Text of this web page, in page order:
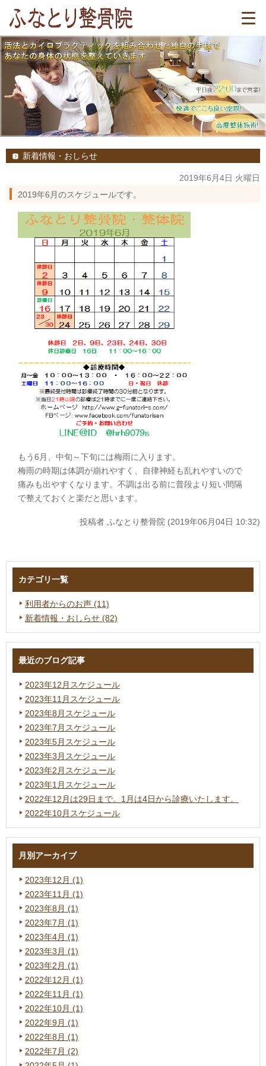
新着情報・おしらせ
2019年6月4日 火曜日
2019年6月のスケジュールです。
もう6月、中旬～下旬には梅雨に入ります。
梅雨の時期は体調が崩れやすく、自律神経も乱れやすいので
痛みも出やすくなります。不調は出る前に普段より短い間隔
で整えておくと楽だと思います。
投稿者 ふなとり整骨院 (2019年06月04日 10:32)
カテゴリ一覧
利用者からのお声 (11)
新着情報・おしらせ (82)
最近のブログ記事
2023年12月スケジュール
2023年11月スケジュール
2023年8月スケジュール
2023年7月スケジュール
2023年5月スケジュール
2023年3月スケジュール
2023年2月スケジュール
2023年1月スケジュール
2022年12月は29日まで。1月は4日から診療いたします。
2022年10月スケジュール
月別アーカイブ
2023年12月 (1)
2023年11月 (1)
2023年8月 (1)
2023年7月 (1)
2023年4月 (1)
2023年3月 (1)
2023年2月 (1)
2022年12月 (1)
2022年11月 (1)
2022年10月 (1)
2022年9月 (1)
2022年8月 (1)
2022年7月 (2)